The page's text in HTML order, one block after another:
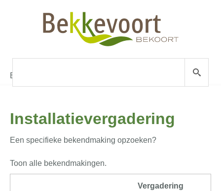
Bekendmakingen
Installatievergadering
Een specifieke bekendmaking opzoeken?
Toon alle bekendmakingen.
Vergadering